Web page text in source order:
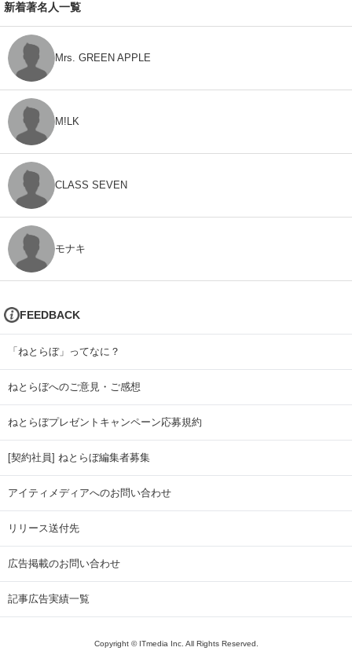
新着著名人一覧
Mrs. GREEN APPLE
M!LK
CLASS SEVEN
モナキ
FEEDBACK
「ねとらぼ」ってなに？
ねとらぼへのご意見・ご感想
ねとらぼプレゼントキャンペーン応募規約
[契約社員] ねとらぼ編集者募集
アイティメディアへのお問い合わせ
リリース送付先
広告掲載のお問い合わせ
記事広告実績一覧
Copyright © ITmedia Inc. All Rights Reserved.